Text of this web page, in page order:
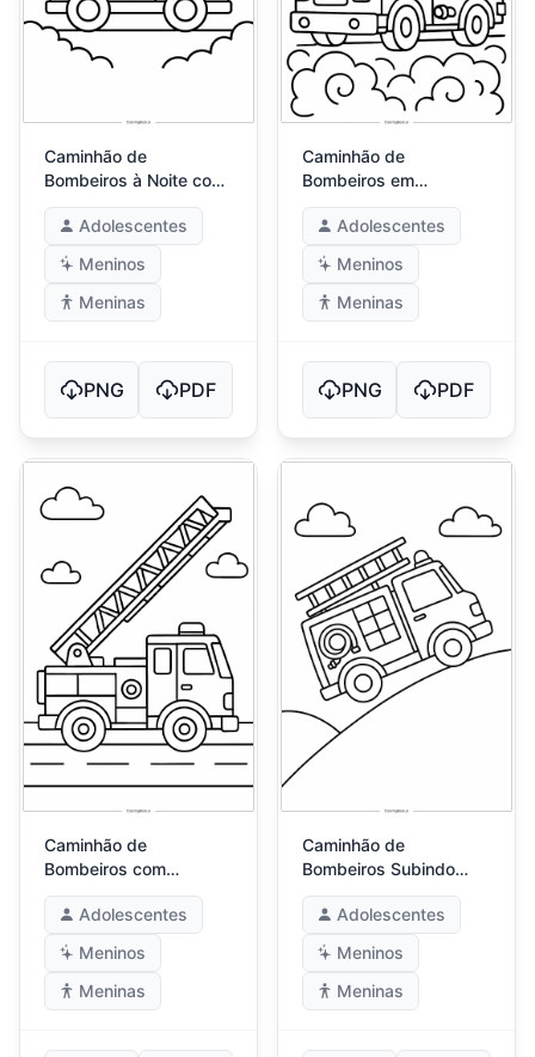
Caminhão de
Bombeiros à Noite com
Estrelas
Adolescentes
Meninos
Meninas
PNG PDF
Caminhão de
Bombeiros em
Ambiente com Fumaça
DensaAdolescentes
Meninos
Meninas
PNG PDF
Caminhão de
Bombeiros com
Sistema Detalhado de
EscadaAdolescentes
Meninos
Meninas
Caminhão de
Bombeiros Subindo
Colina Íngreme
Adolescentes
Meninos
Meninas